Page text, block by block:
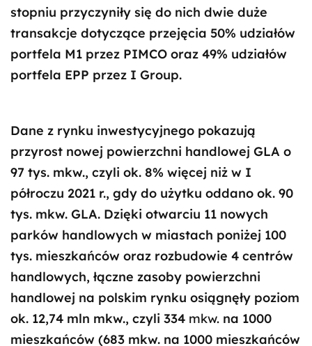
stopniu przyczyniły się do nich dwie duże
transakcje dotyczące przejęcia 50% udziałów
portfela M1 przez PIMCO oraz 49% udziałów
portfela EPP przez I Group.
Dane z rynku inwestycyjnego pokazują
przyrost nowej powierzchni handlowej GLA o
97 tys. mkw., czyli ok. 8% więcej niż w I
półroczu 2021 r., gdy do użytku oddano ok. 90
tys. mkw. GLA. Dzięki otwarciu 11 nowych
parków handlowych w miastach poniżej 100
tys. mieszkańców oraz rozbudowie 4 centrów
handlowych, łączne zasoby powierzchni
handlowej na polskim rynku osiągnęły poziom
ok. 12,74 mln mkw., czyli 334 mkw. na 1000
mieszkańców (683 mkw. na 1000 mieszkańców